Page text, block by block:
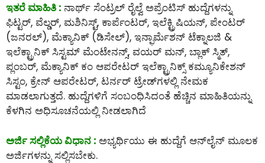
ಇತರೆ ಮಾಹಿತಿ : ನಾರ್ಥ್ ಸೆಂಟ್ರಲ್ ರೈಲ್ವೆ ಅಪ್ರೆಂಟಿಸ್ ಹುದ್ದೆಗಳನ್ನು
ಫಿಟ್ಟರ್, ವೆಲ್ಡರ್, ಮಶಿನಿಸ್ಟ್, ಕಾರ್ಪೆಂಟರ್, ಇಲೆಕ್ಟ್ರಿಷಿಯನ್, ಪೇಂಟರ್
(ಜನರಲ್), ಮೆಕ್ಯಾನಿಕ್ (ಡಿಸೇಲ್), ಇನ್ಫಾರ್ಮೆಶನ್ ಟೆಕ್ನಾಲಜಿ &
ಇಲೆಕ್ಟ್ರಾನಿಕ್ ಸಿಸ್ಟಮ್ ಮೆಂಟೇನನ್ಸ್, ವಯರ್ ಮನ್, ಬ್ಲಾಕ್ ಸ್ಮಿತ್,
ಪ್ಲಂಬರ್, ಮೆಕ್ಯಾನಿಕ್ ಕಂ ಆಪರೇಟರ್ ಇಲೆಕ್ಟ್ರಾನಿಕ್ಸ್ ಕಮ್ಯೂನಿಕೇಶನ್
ಸಿಸ್ಟಂ, ಕ್ರೇನ್ ಆಪರೇಟರ್, ಟರ್ನರ್ ಟ್ರೇಡ್‌ಗಳಲ್ಲಿ ನೇಮಕ
ಮಾಡಲಾಗುತ್ತದೆ. ಹುದ್ದೆಗಳಿಗೆ ಸಂಬಂಧಿಸಿದಂತೆ ಹೆಚ್ಚಿನ ಮಾಹಿತಿಯನ್ನು
ಕೆಳಗಿನ ಅಧಿಸೂಚನೆಯಲ್ಲಿ ನೀಡಲಾಗಿದೆ
ಅರ್ಜಿ ಸಲ್ಲಿಕೆಯ ವಿಧಾನ : ಅಭ್ಯರ್ಥಿಯು ಈ ಹುದ್ದೆಗೆ ಆನ್‌ಲೈನ್‌ ಮೂಲಕ
ಅರ್ಜಿಗಳನ್ನು ಸಲ್ಲಿಸಬೇಕು.